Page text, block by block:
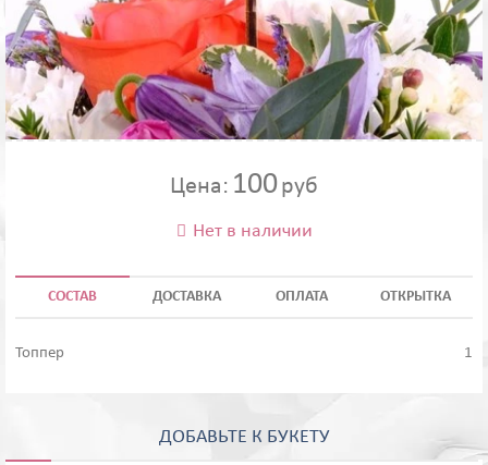
Цена: 100руб
 Нет в наличии
СОСТАВ ДОСТАВКА ОПЛАТА ОТКРЫТКА
Топпер 1
ДОБАВЬТЕ К БУКЕТУ